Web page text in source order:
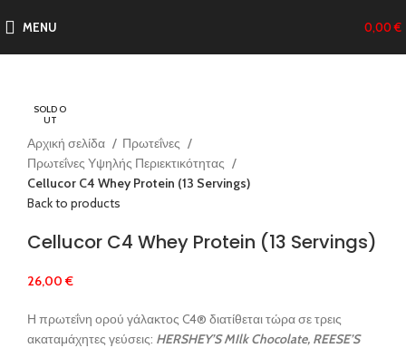
MENU 0,00€
Click to enlarge
Αρχική σελίδα
Πρωτεΐνες
Πρωτεΐνες Υψηλής Περιεκτικότητας
Cellucor C4 Whey Protein (13 Servings)
Back to products
Cellucor C4 Whey Protein (13 Servings)
26,00€
Η πρωτεΐνη ορού γάλακτος C4® διατίθεται τώρα σε τρεις
ακαταμάχητες γεύσεις: HERSHEY’S MIlk Chocolate, REESE’S
SOLD O
UT